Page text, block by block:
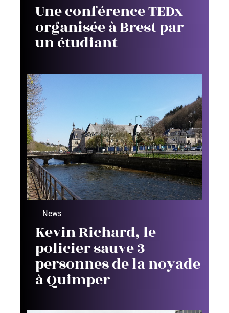
Une conférence TEDx
organisée à Brest par
un étudiant
News
Kevin Richard, le
policier sauve 3
personnes de la noyade
à Quimper